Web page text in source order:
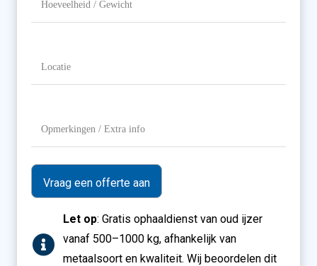
Extra
info
Let op: Gratis ophaaldienst van oud ijzer
vanaf 500–1000 kg, afhankelijk van
metaalsoort en kwaliteit. Wij beoordelen dit